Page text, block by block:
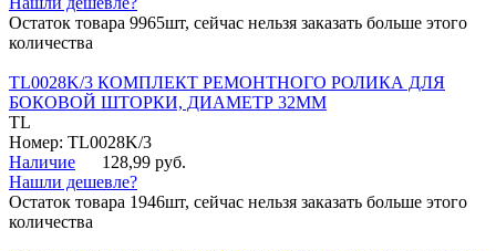
Остаток товара 9965шт, сейчас нельзя заказать больше этого
количества
TL0028K/3 КОМПЛЕКТ РЕМОНТНОГО РОЛИКА ДЛЯ
БОКОВОЙ ШТОРКИ, ДИАМЕТР 32ММ
TL
Номер: TL0028K/3
Наличие
128,99 руб.
Нашли дешевле?
Остаток товара 1946шт, сейчас нельзя заказать больше этого
количества